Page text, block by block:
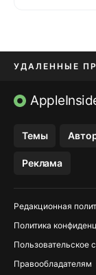
УДАЛЕННЫЕ
ПРИЛОЖЕНИЯ БЕЗ
Темы
Реклама
Редакционная
Политика
Пользовательское
Правообладателям